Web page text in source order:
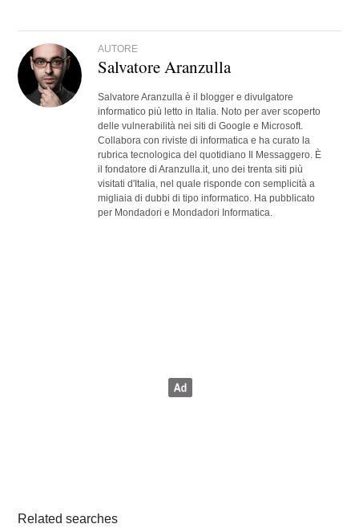
AUTORE
Salvatore Aranzulla
Salvatore Aranzulla è il blogger e divulgatore
informatico più letto in Italia. Noto per aver scoperto
delle vulnerabilità nei siti di Google e Microsoft.
Collabora con riviste di informatica e ha curato la
rubrica tecnologica del quotidiano Il Messaggero. È
il fondatore di Aranzulla.it, uno dei trenta siti più
visitati d'Italia, nel quale risponde con semplicità a
migliaia di dubbi di tipo informatico. Ha pubblicato
per Mondadori e Mondadori Informatica.